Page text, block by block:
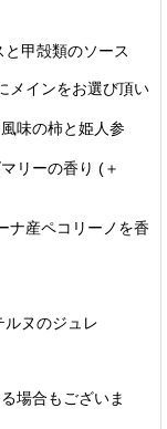
甲殻類のソース
メインをお選び頂い
味の柿と姫人参
リーの香り (＋
ナ産ペコリーノを香
ルヌのジュレ
場合もございま